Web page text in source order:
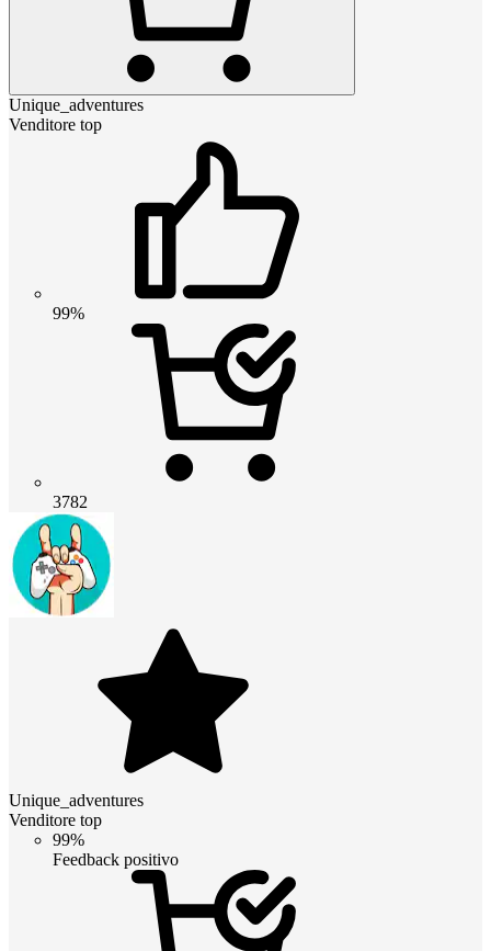
Unique_adventures
Venditore top
99%
3782
Unique_adventures
Venditore top
99%
Feedback positivo